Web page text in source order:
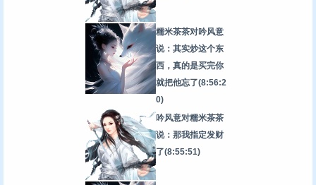
糯米茶茶对吟风意
说：其实炒这个东
西，真的是买完你
就把他忘了(8:56:2
0)
吟风意对糯米茶茶
说：那我指定发财
了(8:55:51)